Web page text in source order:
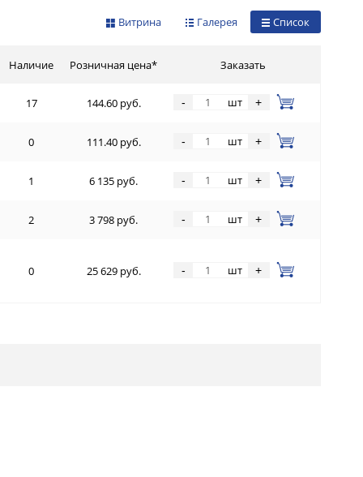
Список
Галерея
Витрина
Наличие Розничная цена* Заказать
17 144.60 руб. - шт +
0 111.40 руб. - шт +
1 6 135 руб. - шт +
2 3 798 руб. - шт +
0 25 629 руб. - шт +